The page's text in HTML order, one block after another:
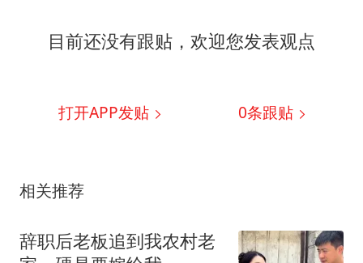
目前还没有跟贴，欢迎您发表观点
打开APP发贴 0条跟贴
相关推荐
辞职后老板追到我农村老